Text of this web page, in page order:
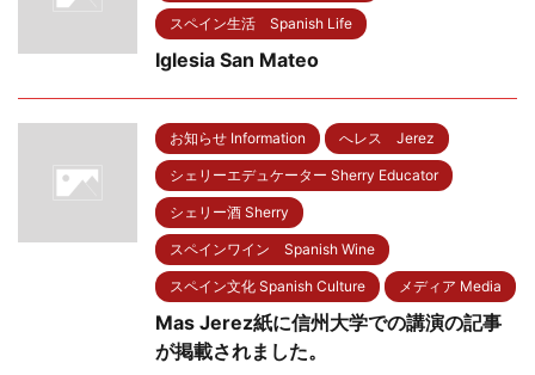
スペイン生活 Spanish Life
Iglesia San Mateo
お知らせ Information へレス Jerez
シェリーエデュケーター Sherry Educator
シェリー酒 Sherry
スペインワイン Spanish Wine
スペイン文化 Spanish Culture メディア Media
Mas Jerez紙に信州大学での講演の記事
が掲載されました。